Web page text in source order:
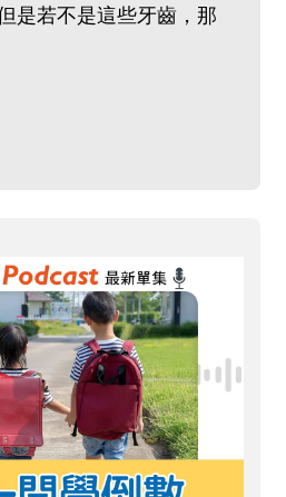
是若不是這些牙齒，那